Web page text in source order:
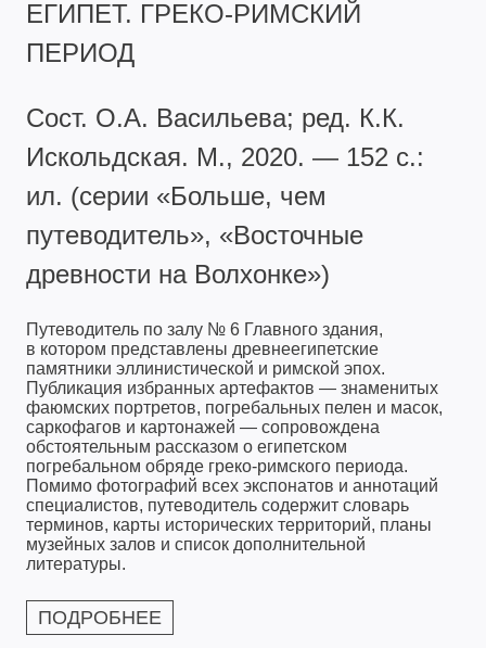
ЕГИПЕТ. ГРЕКО-РИМСКИЙ
ПЕРИОД
Сост. О.А. Васильева; ред. К.К.
Искольдская. М., 2020. — 152 с.:
ил. (серии «Больше, чем
путеводитель», «Восточные
древности на Волхонке»)
Путеводитель по залу № 6 Главного здания,
в котором представлены древнеегипетские
памятники эллинистической и римской эпох.
Публикация избранных артефактов — знаменитых
фаюмских портретов, погребальных пелен и масок,
саркофагов и картонажей — сопровождена
обстоятельным рассказом о египетском
погребальном обряде греко-римского периода.
Помимо фотографий всех экспонатов и аннотаций
специалистов, путеводитель содержит словарь
терминов, карты исторических территорий, планы
музейных залов и список дополнительной
литературы.
ПОДРОБНЕЕ